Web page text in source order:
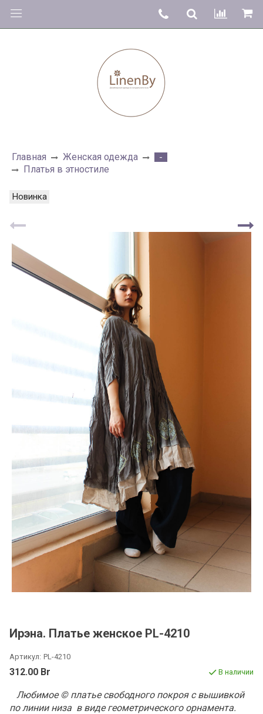
Главная Женская одежда
-
Платья в этностиле
Новинка
Ирэна. Платье женское PL-4210
Артикул: PL-4210
312.00 Br В наличии
Любимое © платье свободного покроя с вышивкой
по линии низа в виде геометрического орнамента.